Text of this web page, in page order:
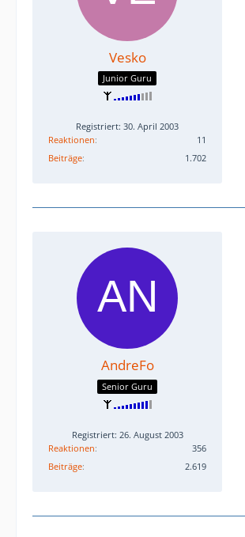
Vesko
Junior Guru
Registriert: 30. April 2003
Reaktionen
11
Beiträge
1.702
AndreFo
Senior Guru
Registriert: 26. August 2003
Reaktionen
356
Beiträge
2.619